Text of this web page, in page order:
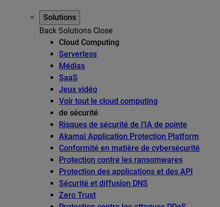
Solutions
Back Solutions Close
Cloud Computing
Serverless
Médias
SaaS
Jeux vidéo
Voir tout le cloud computing
de sécurité
Risques de sécurité de l’IA de pointe
Akamai Application Protection Platform
Conformité en matière de cybersécurité
Protection contre les ransomwares
Protection des applications et des API
Sécurité et diffusion DNS
Zero Trust